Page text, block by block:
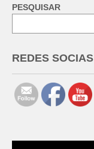
PESQUISAR
REDES SOCIAS